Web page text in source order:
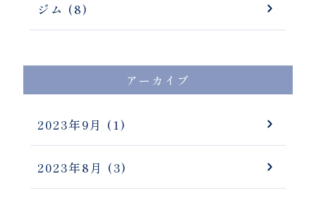
ジム (8)
アーカイブ
2023年9月 (1)
2023年8月 (3)